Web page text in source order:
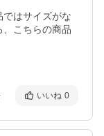
はサイズがな
こちらの商品
いいね 0